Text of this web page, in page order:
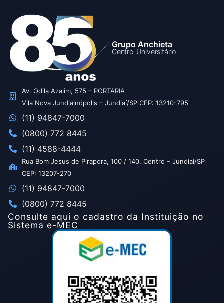
Grupo Anchieta
Centro Universitário
Av. Odila Azalim, 575 – PORTARIA
Vila Nova Jundiainópolis – Jundiaí/SP CEP: 13210-795
(11) 94847-7000
(0800) 772 8445
(11) 4588-4444
Rua Bom Jesus de Pirapora, 100 / 140, Centro – Jundiaí/SP
CEP: 13207-270
(11) 94847-7000
(0800) 772 8445
Consulte aqui o cadastro da Instituição no
Sistema e-MEC